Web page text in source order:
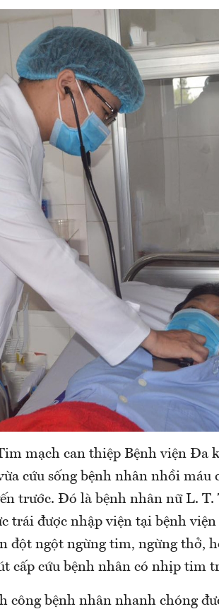
mạch can thiệp Bệnh viện Đa
cứu sống bệnh nhân nhồi máu
trước. Đó là bệnh nhân nữ L. T.
trái được nhập viện tại bệnh
đột ngột ngừng tim, ngừng thở,
cấp cứu bệnh nhân có nhịp tim
công bệnh nhân nhanh chóng